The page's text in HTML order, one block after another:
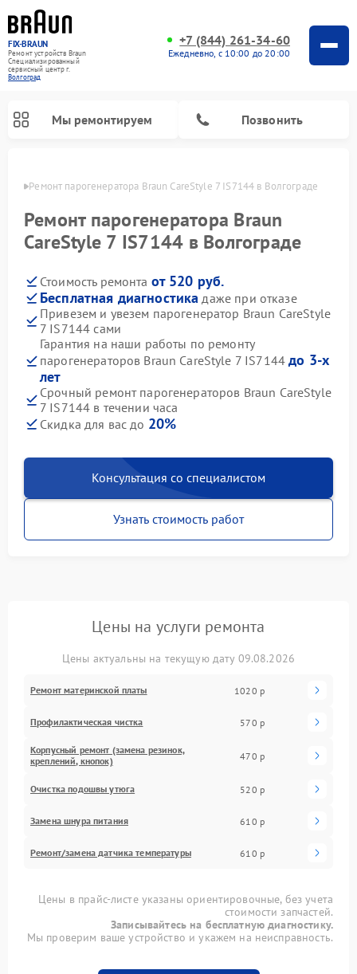
FIX-BRAUN
Ремонт устройств Braun
Специализированный
cервисный центр г.
Волгоград
+7 (844) 261-34-60
Ежедневно, с 10:00 до 20:00
Мы ремонтируем Позвонить
Ремонт парогенератора Braun CareStyle 7 IS7144 в Волгограде
Ремонт парогенератора Braun
CareStyle 7 IS7144 в Волгограде
Стоимость ремонта от 520 руб.
Бесплатная диагностика даже при отказе
Привезем и увезем парогенератор Braun CareStyle
7 IS7144 сами
Гарантия на наши работы по ремонту
парогенераторов Braun CareStyle 7 IS7144до 3-х
лет
Срочный ремонт парогенераторов Braun CareStyle
7 IS7144 в течении часа
Скидка для вас до 20%
Консультация со специалистом
Узнать стоимость работ
Цены на услуги ремонта
Цены актуальны на текущую дату 09.08.2026
Ремонт материнской платы 1020 р
Профилактическая чистка 570 р
Корпусный ремонт (замена резинок,
креплений, кнопок)
470 р
Очистка подошвы утюга 520 р
Замена шнура питания 610 р
Ремонт/замена датчика температуры 610 р
Цены в прайс-листе указаны ориентировочные, без учета
стоимости запчастей.
Записывайтесь на бесплатную диагностику.
Мы проверим ваше устройство и укажем на неисправность.